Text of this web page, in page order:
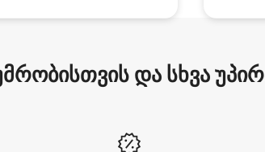
და სხვა